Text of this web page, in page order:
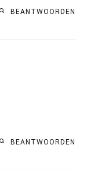
BEANTWOORDEN
BEANTWOORDEN